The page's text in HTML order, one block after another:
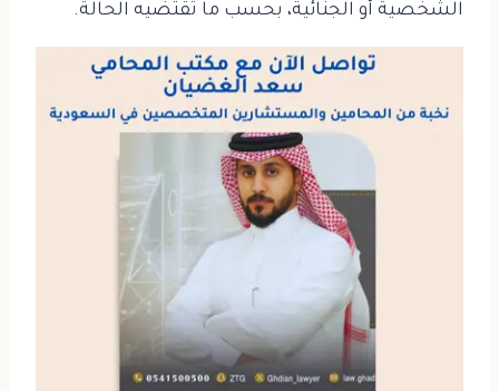
الشخصية أو الجنائية، بحسب ما تقتضيه الحالة.